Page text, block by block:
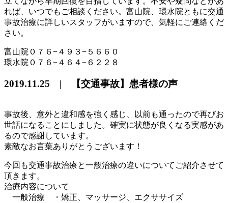
れば、いつでもご相談ください。富山院、環水院ともに交通
事故治療に詳しいスタッフがいますので、気軽にご連絡くだ
さい。
富山院０７６−４９３−５６６０
環水院０７６−４６４−６２２８
2019.11.25 | 【交通事故】患者様の声
事故後、意外と違和感を強く感じ、以前も通ったので再びお
世話になることにしました。確実に状態が良くなる実感があ
るので感謝しています。
素敵なお言葉ありがとうございます！
今回も交通事故治療と一般治療の違いについてご紹介させて
頂きます。
治療内容について
一般治療 ・矯正、マッサージ、エクササイズ